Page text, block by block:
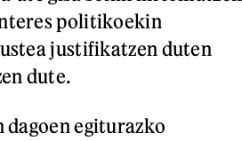
politikoekin
justifikatzen duten
dute.
egiturazko